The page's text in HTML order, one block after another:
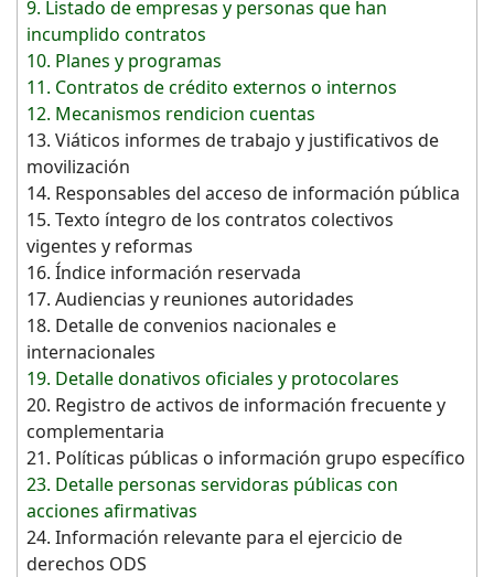
9. Listado de empresas y personas que han
incumplido contratos
10. Planes y programas
11. Contratos de crédito externos o internos
12. Mecanismos rendicion cuentas
13. Viáticos informes de trabajo y justificativos de
movilización
14. Responsables del acceso de información pública
15. Texto íntegro de los contratos colectivos
vigentes y reformas
16. Índice información reservada
17. Audiencias y reuniones autoridades
18. Detalle de convenios nacionales e
internacionales
19. Detalle donativos oficiales y protocolares
20. Registro de activos de información frecuente y
complementaria
21. Políticas públicas o información grupo específico
23. Detalle personas servidoras públicas con
acciones afirmativas
24. Información relevante para el ejercicio de
derechos ODS